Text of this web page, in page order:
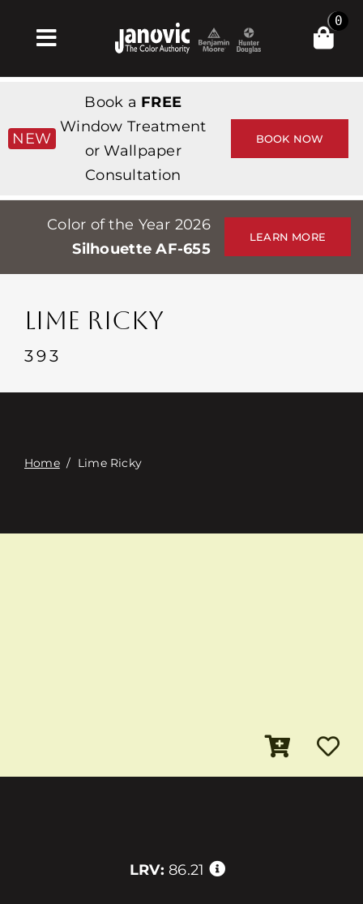
Toggle
Navigation
Products & Services
Κατάστημα
Professionals
Stores
Εκδηλώσεις
Επαφή
0
NEW
Book a FREE
Window Treatment
or Wallpaper
Consultation
BOOK NOW
Color of the Year 2026
Silhouette AF-655
LEARN MORE
LIME RICKY
393
Home/ Lime Ricky
LRV: 86.21